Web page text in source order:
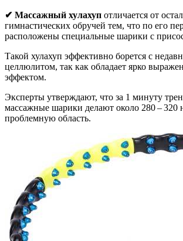
✔ Массажный хулахуп отличается от
гимнастических обручей тем, что по его
расположены специальные шарики с
Такой хулахуп эффективно борется с
целлюлитом, так как обладает ярко
эффектом.
Эксперты утверждают, что за 1 минуту
массажные шарики делают около 280 – 320
проблемную область.